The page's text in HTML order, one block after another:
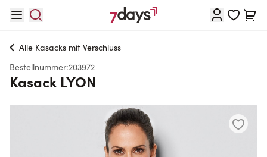
Alle Kasacks mit Verschluss
Bestellnummer:203972
Kasack LYON